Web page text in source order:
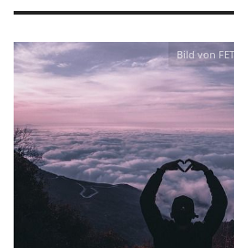
Bild von